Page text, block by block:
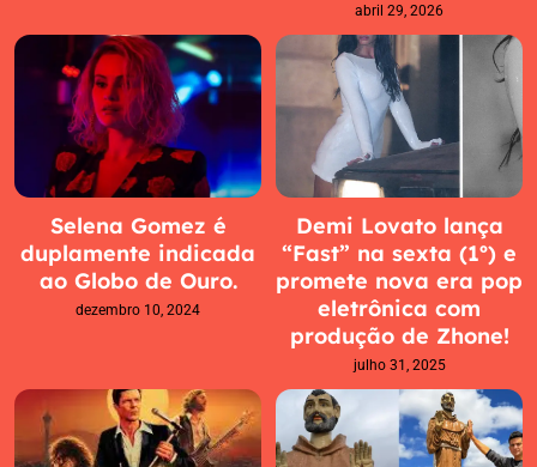
abril 29, 2026
Selena Gomez é
duplamente indicada
ao Globo de Ouro.
dezembro 10, 2024
Demi Lovato lança
“Fast” na sexta (1º) e
promete nova era pop
eletrônica com
produção de Zhone!
julho 31, 2025